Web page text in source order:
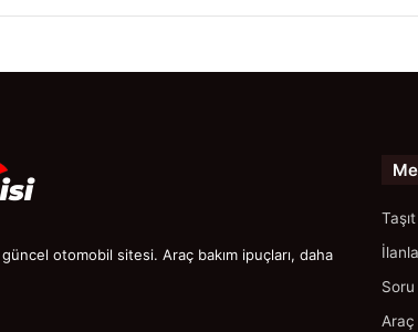
otomobil sitesi. Araç bakım ipuçları, daha
Araç